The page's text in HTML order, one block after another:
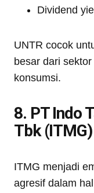
Dividend
UNTR cocok
besar dari
konsumsi.
8. PT Indo
Tbk (ITMG)
ITMG menjadi
agresif dalam